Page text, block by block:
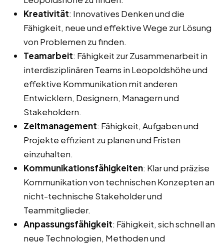
Kreativität: Innovatives Denken und die
Fähigkeit, neue und effektive Wege zur Lösung
von Problemen zu finden.
Teamarbeit: Fähigkeit zur Zusammenarbeit in
interdisziplinären Teams in Leopoldshöhe und
effektive Kommunikation mit anderen
Entwicklern, Designern, Managern und
Stakeholdern.
Zeitmanagement: Fähigkeit, Aufgaben und
Projekte effizient zu planen und Fristen
einzuhalten.
Kommunikationsfähigkeiten: Klar und präzise
Kommunikation von technischen Konzepten an
nicht-technische Stakeholder und
Teammitglieder.
Anpassungsfähigkeit: Fähigkeit, sich schnell an
neue Technologien, Methoden und